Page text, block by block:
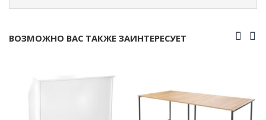
ВОЗМОЖНО ВАС ТАКЖЕ ЗАИНТЕРЕСУЕТ